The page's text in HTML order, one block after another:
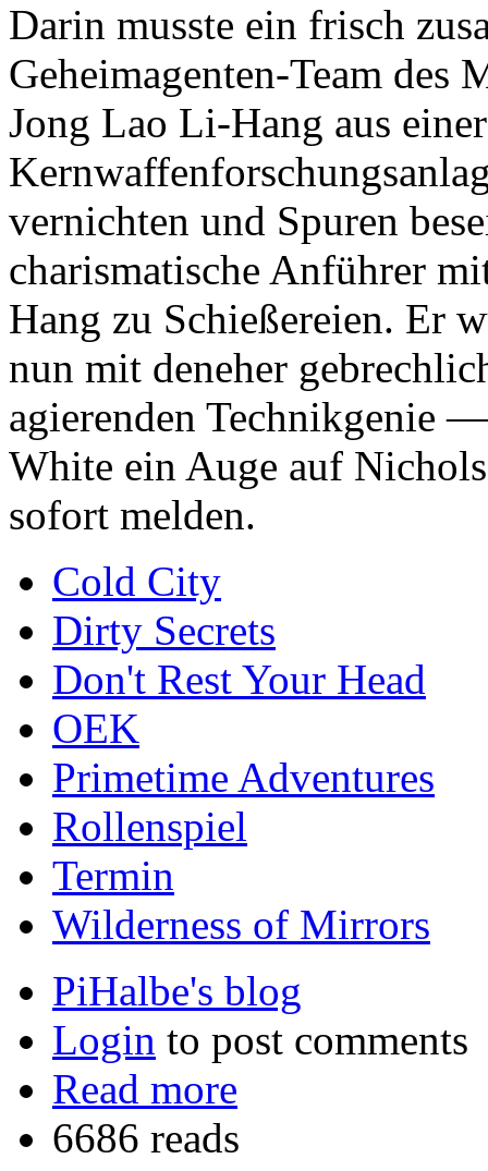
Darin musste ein frisch
Geheimagenten-Team des
Jong Lao Li-Hang aus
vernichten und Spuren
charismatische Anführer
Hang zu Schießereien. Er
nun mit deneher
agierenden Technikgenie
White ein Auge auf
sofort melden.
Cold City
Dirty Secrets
Don't Rest Your Head
OEK
Primetime Adventures
Rollenspiel
Termin
Wilderness of Mirrors
PiHalbe's blog
Login to post comments
Read more
6686 reads